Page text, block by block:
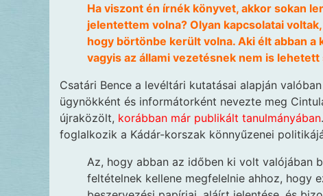
Ha viszont én írnék könyvet, akkor sokan
jelentettem volna? Olyan kapcsolatai
hogy börtönbe került volna. Aki élt abban a
vagyis az állami vezetésnek nem is
Csatári Bence a levéltári kutatásai alapján
ügynökként és informátorként nevezte meg
újraközölt, korábban már publikált tanulmányában
foglalkozik a Kádár-korszak könnyűzenei
Az, hogy abban az időben ki volt valójában
feltételnek kellene megfelelnie ahhoz, hogy